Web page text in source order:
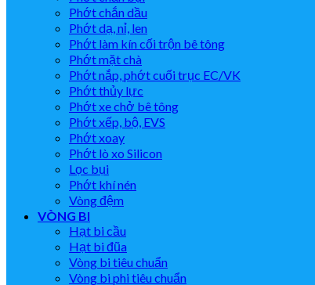
Phớt chắn dầu
Phớt dạ, nỉ, len
Phớt làm kín cối trộn bê tông
Phớt mặt chà
Phớt nắp, phớt cuối trục EC/VK
Phớt thủy lực
Phớt xe chở bê tông
Phớt xếp, bộ, EVS
Phớt xoay
Phớt lò xo Silicon
Lọc bụi
Phớt khí nén
Vòng đệm
VÒNG BI
Hạt bi cầu
Hạt bi đũa
Vòng bi tiêu chuẩn
Vòng bi phi tiêu chuẩn